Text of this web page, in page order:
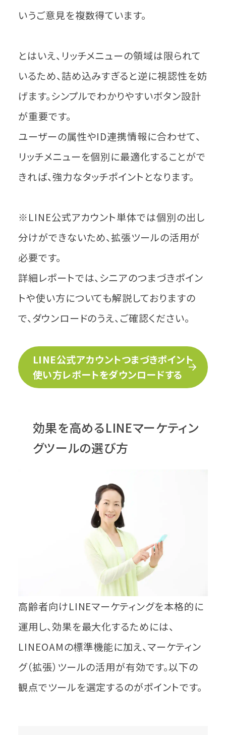
いうご意見を複数得ています。
とはいえ、リッチメニューの領域は限られて
いるため、詰め込みすぎると逆に視認性を妨
げます。シンプルでわかりやすいボタン設計
が重要です。
ユーザーの属性やID連携情報に合わせて、
リッチメニューを個別に最適化することがで
きれば、強力なタッチポイントとなります。
※LINE公式アカウント単体では個別の出し
分けができないため、拡張ツールの活用が
必要です。
詳細レポートでは、シニアのつまづきポイン
トや使い方についても解説しておりますの
で、ダウンロードのうえ、ご確認ください。
LINE公式アカウントつまづきポイント
使い方レポートをダウンロードする
効果を高めるLINEマーケティン
グツールの選び方
高齢者向けLINEマーケティングを本格的に
運用し、効果を最大化するためには、
LINEOAMの標準機能に加え、マーケティン
グ（拡張）ツールの活用が有効です。以下の
観点でツールを選定するのがポイントです。